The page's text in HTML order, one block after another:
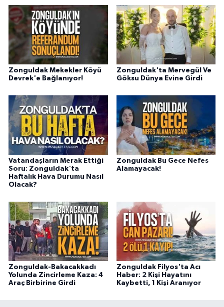
Zonguldak Mekekler Köyü
Devrek'e Bağlanıyor!
Zonguldak'ta Mervegül Ve
Göksu Dünya Evine Girdi
Vatandaşların Merak Ettiği
Soru: Zonguldak'ta
Haftalık Hava Durumu Nasıl
Olacak?
Zonguldak Bu Gece Nefes
Alamayacak!
Zonguldak-Bakacakkadı
Yolunda Zincirleme Kaza: 4
Araç Birbirine Girdi
Zonguldak Filyos'ta Acı
Haber: 2 Kişi Hayatını
Kaybetti, 1 Kişi Aranıyor